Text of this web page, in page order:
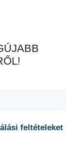
feltételeket